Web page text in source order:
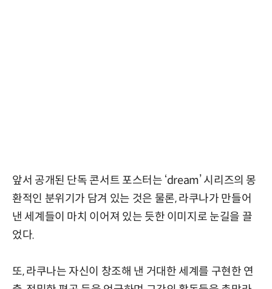
앞서 공개된 단독 콘서트 포스터는 ‘dream’ 시리즈의 몽
환적인 분위기가 담겨 있는 것은 물론, 라쿠나가 만들어
낸 세계들이 마치 이어져 있는 듯한 이미지로 눈길을 끌
었다.
또, 라쿠나는 자신이 창조해 낸 거대한 세계를 구현한 연